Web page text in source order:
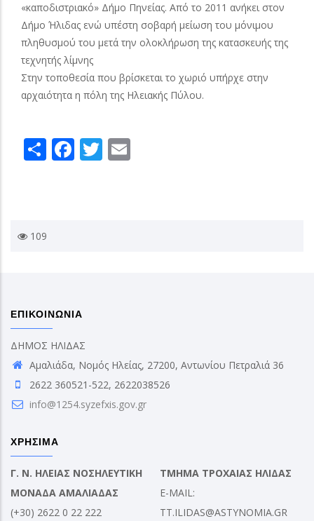
«καποδιστριακό» Δήμο Πηνείας. Από το 2011 ανήκει στον
Δήμο Ήλιδας ενώ υπέστη σοβαρή μείωση του μόνιμου
πληθυσμού του μετά την ολοκλήρωση της κατασκευής της
τεχνητής λίμνης
Στην τοποθεσία που βρίσκεται το χωριό υπήρχε στην
αρχαιότητα η πόλη της Ηλειακής Πύλου.
ShareFacebook
Twitter
109
ΕΠΙΚΟΙΝΩΝΙΑ
ΔΗΜΟΣ ΗΛΙΔΑΣ
Αμαλιάδα, Νομός Ηλείας, 27200, Αντωνίου Πετραλιά 36
2622 360521-522, 2622038526
info@1254.syzefxis.gov.gr
ΧΡΗΣΙΜΑ
Γ. Ν. ΗΛΕΙΑΣ ΝΟΣΗΛΕΥΤΙΚΗ
ΜΟΝΑΔΑ ΑΜΑΛΙΑΔΑΣ
(+30) 2622 0 22 222
ΤΜΗΜΑ ΤΡΟΧΑΙΑΣ ΗΛΙΔΑΣ
E-MAIL:
TT.ILIDAS@ASTYNOMIA.GR